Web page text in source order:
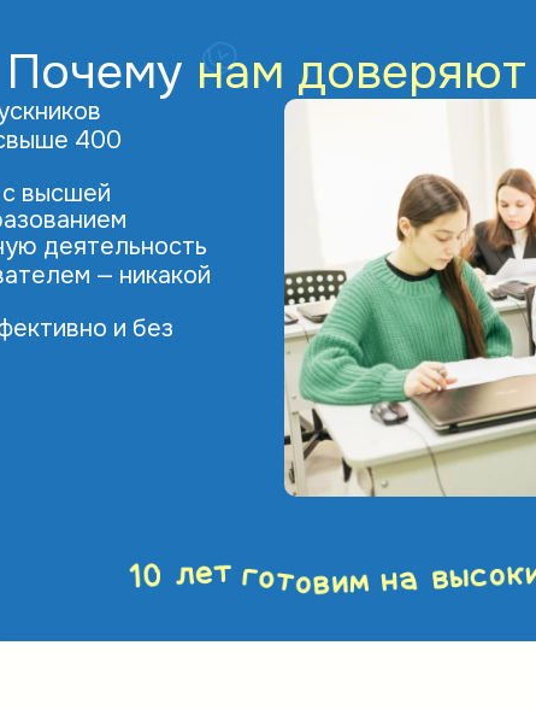
Почему нам доверяют
400
высшей
деятельность
— никакой
и без